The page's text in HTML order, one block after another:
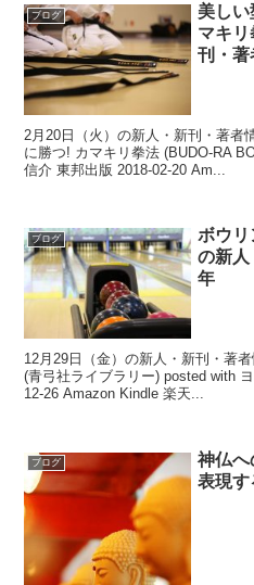
ブログ
美し
マキ
刊・著
2月20日（火）の新人・新刊・著者
に勝つ! カマキリ拳法 (BUDO-RA
信介 東邦出版 2018-02-20 Am...
ブログ
ボウリ
の新人
年
12月29日（金）の新人・新刊・著
(青弓社ライブラリー) posted with
12-26 Amazon Kindle 楽天...
ブログ
神仏へ
表現す